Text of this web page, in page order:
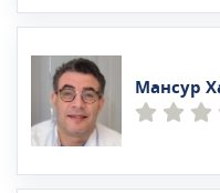
Мансур